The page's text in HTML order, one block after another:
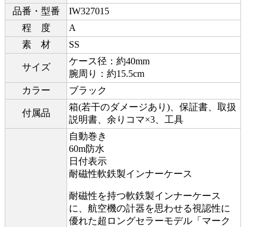
品番・型番
IW327015
程 度
A
素 材
SS
サイズ
ケース径：約40mm
腕周り：約15.5cm
カラー
ブラック
付属品
箱(若干のダメージあり)、保証書、取扱
説明書、余りコマ×3、工具
自動巻き
60m防水
日付表示
耐磁性軟鉄製インナーケース
耐磁性を持つ軟鉄製インナーケース
に、航空機の計器を思わせる視認性に
優れた超ロングセラーモデル「マーク